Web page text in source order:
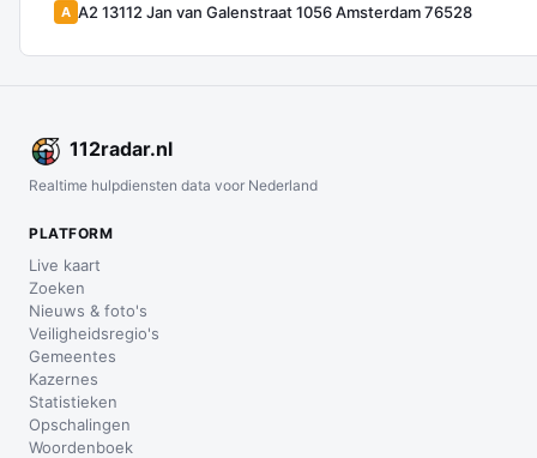
A A2 13112 Jan van Galenstraat 1056 Amsterdam 76528
112radar.nl
Realtime hulpdiensten data voor Nederland
PLATFORM
Live kaart
Zoeken
Nieuws & foto's
Veiligheidsregio's
Gemeentes
Kazernes
Statistieken
Opschalingen
Woordenboek